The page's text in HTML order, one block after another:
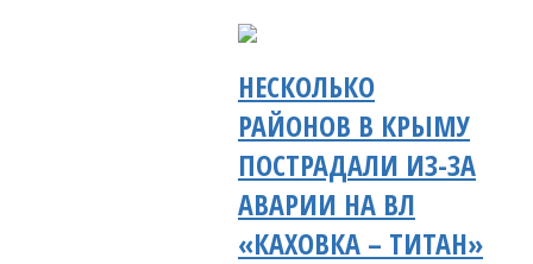
НЕСКОЛЬКО
РАЙОНОВ В КРЫМУ
ПОСТРАДАЛИ ИЗ-ЗА
АВАРИИ НА ВЛ
«КАХОВКА – ТИТАН»